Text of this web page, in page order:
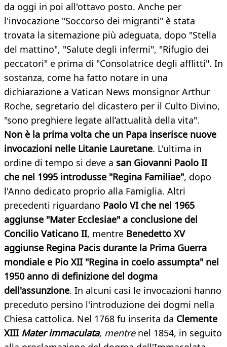
da oggi in poi all'ottavo posto. Anche per
l'invocazione "Soccorso dei migranti" è stata
trovata la sitemazione più adeguata, dopo "Stella
del mattino", "Salute degli infermi", "Rifugio dei
peccatori" e prima di "Consolatrice degli afflitti". In
sostanza, come ha fatto notare in una
dichiarazione a Vatican News monsignor Arthur
Roche, segretario del dicastero per il Culto Divino,
"sono preghiere legate all’attualità della vita".
Non è la prima volta che un Papa inserisce nuove
invocazioni nelle Litanie Lauretane. L'ultima in
ordine di tempo si deve a san Giovanni Paolo II
che nel 1995 introdusse "Regina Familiae", dopo
l'Anno dedicato proprio alla Famiglia. Altri
precedenti riguardano Paolo VI che nel 1965
aggiunse "Mater Ecclesiae" a conclusione del
Concilio Vaticano II, mentre Benedetto XV
aggiunse Regina Pacis durante la Prima Guerra
mondiale e Pio XII "Regina in coelo assumpta" nel
1950 anno di definizione del dogma
dell'assunzione. In alcuni casi le invocazioni hanno
preceduto persino l'introduzione dei dogmi nella
Chiesa cattolica. Nel 1768 fu inserita da Clemente
XIII Mater immaculata, mentre nel 1854, in seguito